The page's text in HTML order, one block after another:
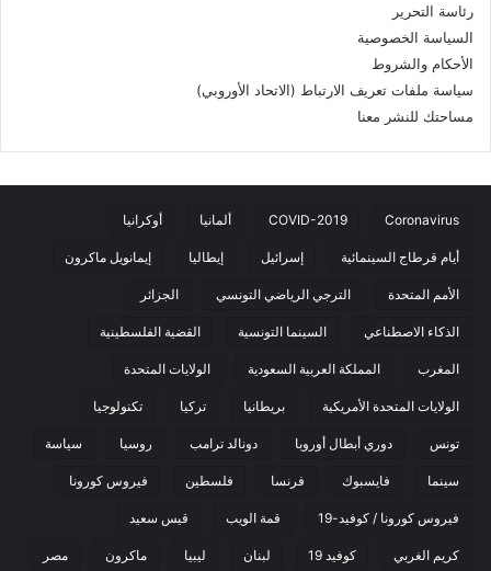
رئاسة التحرير
السياسة الخصوصية
الأحكام والشروط
سياسة ملفات تعريف الارتباط (الاتحاد الأوروبي)
مساحتك للنشر معنا
Coronavirus
COVID-2019 ألمانيا أوكرانيا
أيام قرطاج السينمائية إسرائيل إيطاليا إيمانويل ماكرون
الأمم المتحدة الترجي الرياضي التونسي الجزائر
الذكاء الاصطناعي السينما التونسية القضية الفلسطينية
المغرب المملكة العربية السعودية الولايات المتحدة
الولايات المتحدة الأمريكية بريطانيا تركيا تكنولوجيا
تونس دوري أبطال أوروبا دونالد ترامب روسيا سياسة
سينما فايسبوك فرنسا فلسطين فيروس كورونا
فيروس كورونا / كوفيد-19 قمة الويب قيس سعيد
كريم الغربي كوفيد 19 لبنان ليبيا ماكرون مصر